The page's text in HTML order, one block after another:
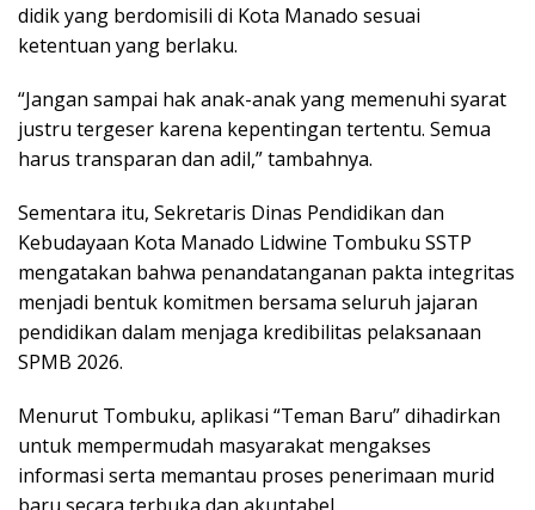
didik yang berdomisili di Kota Manado sesuai
ketentuan yang berlaku.
“Jangan sampai hak anak-anak yang memenuhi syarat
justru tergeser karena kepentingan tertentu. Semua
harus transparan dan adil,” tambahnya.
Sementara itu, Sekretaris Dinas Pendidikan dan
Kebudayaan Kota Manado Lidwine Tombuku SSTP
mengatakan bahwa penandatanganan pakta integritas
menjadi bentuk komitmen bersama seluruh jajaran
pendidikan dalam menjaga kredibilitas pelaksanaan
SPMB 2026.
Menurut Tombuku, aplikasi “Teman Baru” dihadirkan
untuk mempermudah masyarakat mengakses
informasi serta memantau proses penerimaan murid